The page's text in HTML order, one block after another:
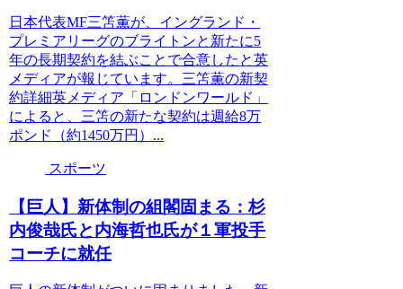
日本代表MF三笘薫が、イングランド・
プレミアリーグのブライトンと新たに5
年の長期契約を結ぶことで合意したと英
メディアが報じています。三笘薫の新契
約詳細英メディア「ロンドンワールド」
によると、三笘の新たな契約は週給8万
ポンド（約1450万円）...
スポーツ
【巨人】新体制の組閣固まる：杉
内俊哉氏と内海哲也氏が１軍投手
コーチに就任